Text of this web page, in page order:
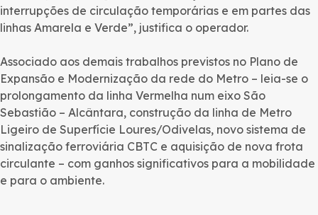
interrupções de circulação temporárias e em partes das
linhas Amarela e Verde”, justifica o operador.
Associado aos demais trabalhos previstos no Plano de
Expansão e Modernização da rede do Metro – leia-se o
prolongamento da linha Vermelha num eixo São
Sebastião – Alcântara, construção da linha de Metro
Ligeiro de Superfície Loures/Odivelas, novo sistema de
sinalização ferroviária CBTC e aquisição de nova frota
circulante – com ganhos significativos para a mobilidade
e para o ambiente.